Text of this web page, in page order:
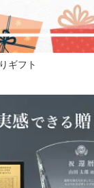
ギフト